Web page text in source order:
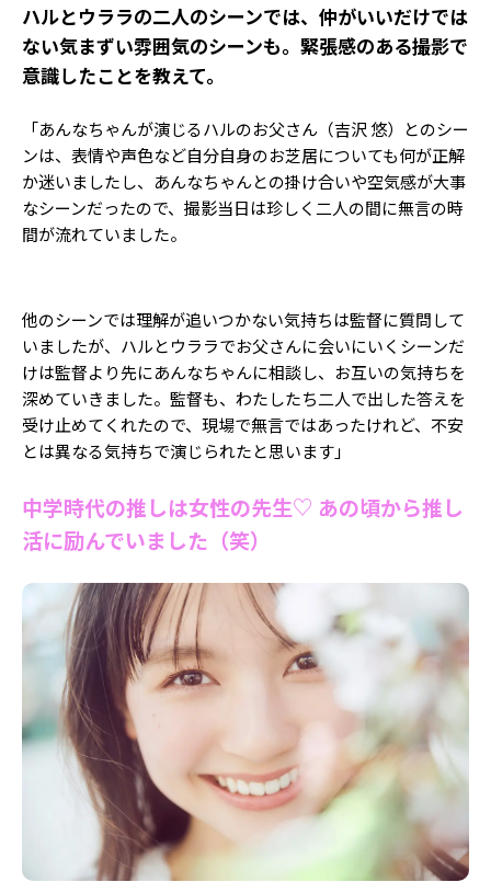
――ハルとウララの二人のシーンでは、仲がいいだけでは
ない気まずい雰囲気のシーンも。緊張感のある撮影で
意識したことを教えて。
「あんなちゃんが演じるハルのお父さん（吉沢 悠）とのシー
ンは、表情や声色など自分自身のお芝居についても何が正解
か迷いましたし、あんなちゃんとの掛け合いや空気感が大事
なシーンだったので、撮影当日は珍しく二人の間に無言の時
間が流れていました。
他のシーンでは理解が追いつかない気持ちは監督に質問して
いましたが、ハルとウララでお父さんに会いにいくシーンだ
けは監督より先にあんなちゃんに相談し、お互いの気持ちを
深めていきました。監督も、わたしたち二人で出した答えを
受け止めてくれたので、現場で無言ではあったけれど、不安
とは異なる気持ちで演じられたと思います」
中学時代の推しは女性の先生♡ あの頃から推し
活に励んでいました（笑）